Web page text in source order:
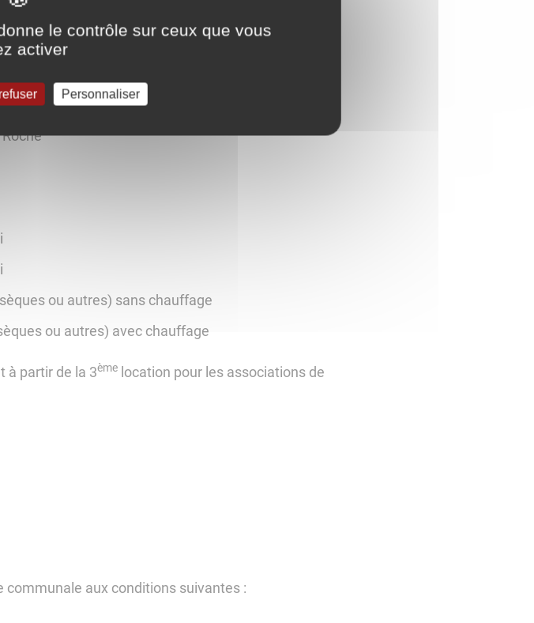
50 % du prix de la location.
ou autres) sans chauffage
ou autres) avec chauffage
à partir de la 3èmelocation pour les associations de
aux conditions suivantes :
le contrôle sur ceux que vous
activer
Personnaliser